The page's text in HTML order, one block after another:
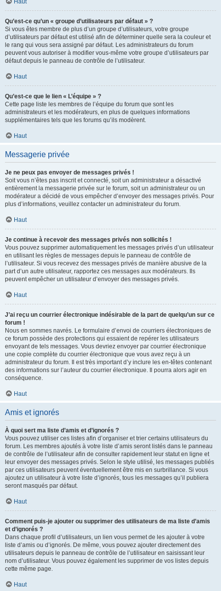
Haut
Qu’est-ce qu’un « groupe d’utilisateurs par défaut » ?
Si vous êtes membre de plus d’un groupe d’utilisateurs, votre groupe
d’utilisateurs par défaut est utilisé afin de déterminer quelle sera la couleur et
le rang qui vous sera assigné par défaut. Les administrateurs du forum
peuvent vous autoriser à modifier vous-même votre groupe d’utilisateurs par
défaut depuis le panneau de contrôle de l’utilisateur.
Haut
Qu’est-ce que le lien « L’équipe » ?
Cette page liste les membres de l’équipe du forum que sont les
administrateurs et les modérateurs, en plus de quelques informations
supplémentaires tels que les forums qu’ils modèrent.
Haut
Messagerie privée
Je ne peux pas envoyer de messages privés !
Soit vous n’êtes pas inscrit et connecté, soit un administrateur a désactivé
entièrement la messagerie privée sur le forum, soit un administrateur ou un
modérateur a décidé de vous empêcher d’envoyer des messages privés. Pour
plus d’informations, veuillez contacter un administrateur du forum.
Haut
Je continue à recevoir des messages privés non sollicités !
Vous pouvez supprimer automatiquement les messages privés d’un utilisateur
en utilisant les règles de messages depuis le panneau de contrôle de
l’utilisateur. Si vous recevez des messages privés de manière abusive de la
part d’un autre utilisateur, rapportez ces messages aux modérateurs. Ils
peuvent empêcher un utilisateur d’envoyer des messages privés.
Haut
J’ai reçu un courrier électronique indésirable de la part de quelqu’un sur ce
forum !
Nous en sommes navrés. Le formulaire d’envoi de courriers électroniques de
ce forum possède des protections qui essaient de repérer les utilisateurs
envoyant de tels messages. Vous devriez envoyer par courrier électronique
une copie complète du courrier électronique que vous avez reçu à un
administrateur du forum. Il est très important d’y inclure les en-têtes contenant
des informations sur l’auteur du courrier électronique. Il pourra alors agir en
conséquence.
Haut
Amis et ignorés
À quoi sert ma liste d’amis et d’ignorés ?
Vous pouvez utiliser ces listes afin d’organiser et trier certains utilisateurs du
forum. Les membres ajoutés à votre liste d’amis seront listés dans le panneau
de contrôle de l’utilisateur afin de consulter rapidement leur statut en ligne et
leur envoyer des messages privés. Selon le style utilisé, les messages publiés
par ces utilisateurs peuvent éventuellement être mis en surbrillance. Si vous
ajoutez un utilisateur à votre liste d’ignorés, tous les messages qu’il publiera
seront masqués par défaut.
Haut
Comment puis-je ajouter ou supprimer des utilisateurs de ma liste d’amis
et d’ignorés ?
Dans chaque profil d’utilisateurs, un lien vous permet de les ajouter à votre
liste d’amis ou d’ignorés. De même, vous pouvez ajouter directement des
utilisateurs depuis le panneau de contrôle de l’utilisateur en saisissant leur
nom d’utilisateur. Vous pouvez également les supprimer de vos listes depuis
cette même page.
Haut